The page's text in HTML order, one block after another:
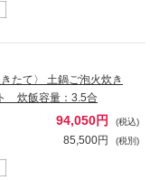
たて〉 土鍋ご泡火炊き
炊飯容量：3.5合
94,050円 (税込)
85,500円 (税別)